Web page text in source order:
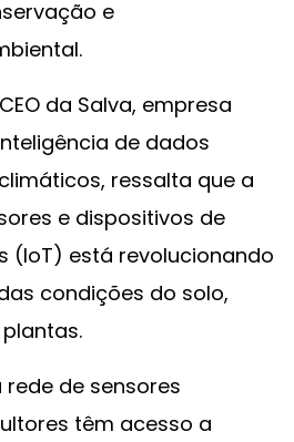
e
da Salva, empresa
de dados
ressalta que a
e dispositivos de
(IoT) está revolucionando
condições do solo,
de sensores
têm acesso a